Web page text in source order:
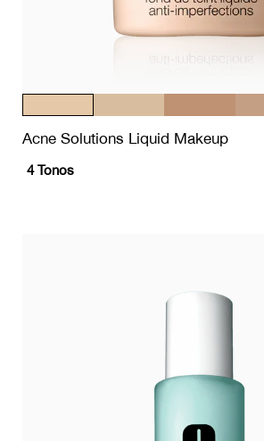
Acne Solutions Liquid Makeup
4Tonos